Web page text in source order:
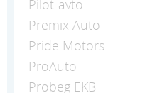
Pilot-avto
Premix Auto
Pride Motors
ProAuto
Probeg EKB